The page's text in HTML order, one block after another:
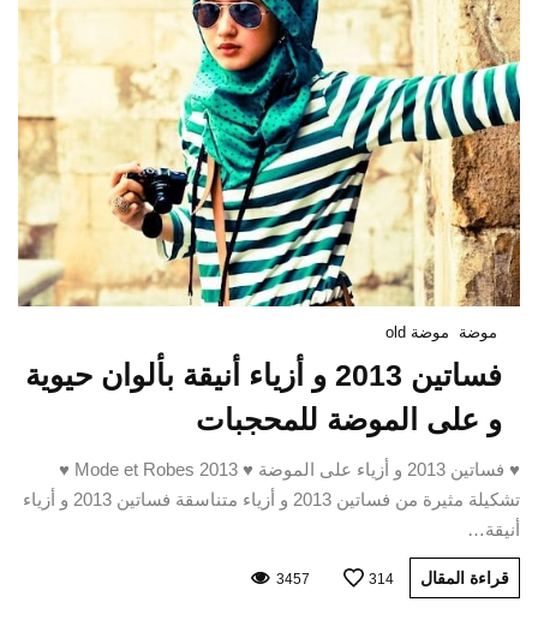
موضة موضة old
فساتين 2013 و أزياء أنيقة بألوان حيوية
و على الموضة للمحجبات
♥ فساتين 2013 و أزياء على الموضة ♥ Mode et Robes 2013 ♥
تشكيلة مثيرة من فساتين 2013 و أزياء متناسقة فساتين 2013 و أزياء
أنيقة…
قراءة المقال 314
3457